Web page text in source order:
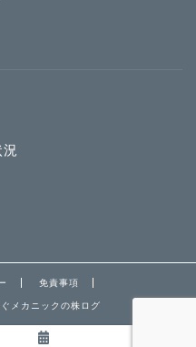
免責事項
メカニックの株ログ